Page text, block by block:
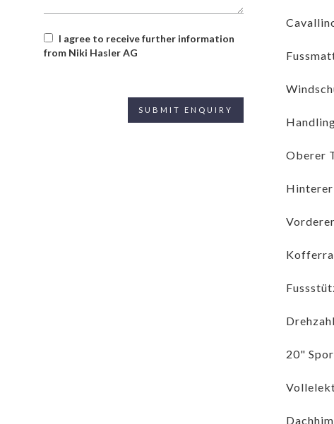
I agree to receive further information
from Niki Hasler AG
Oberer
20"